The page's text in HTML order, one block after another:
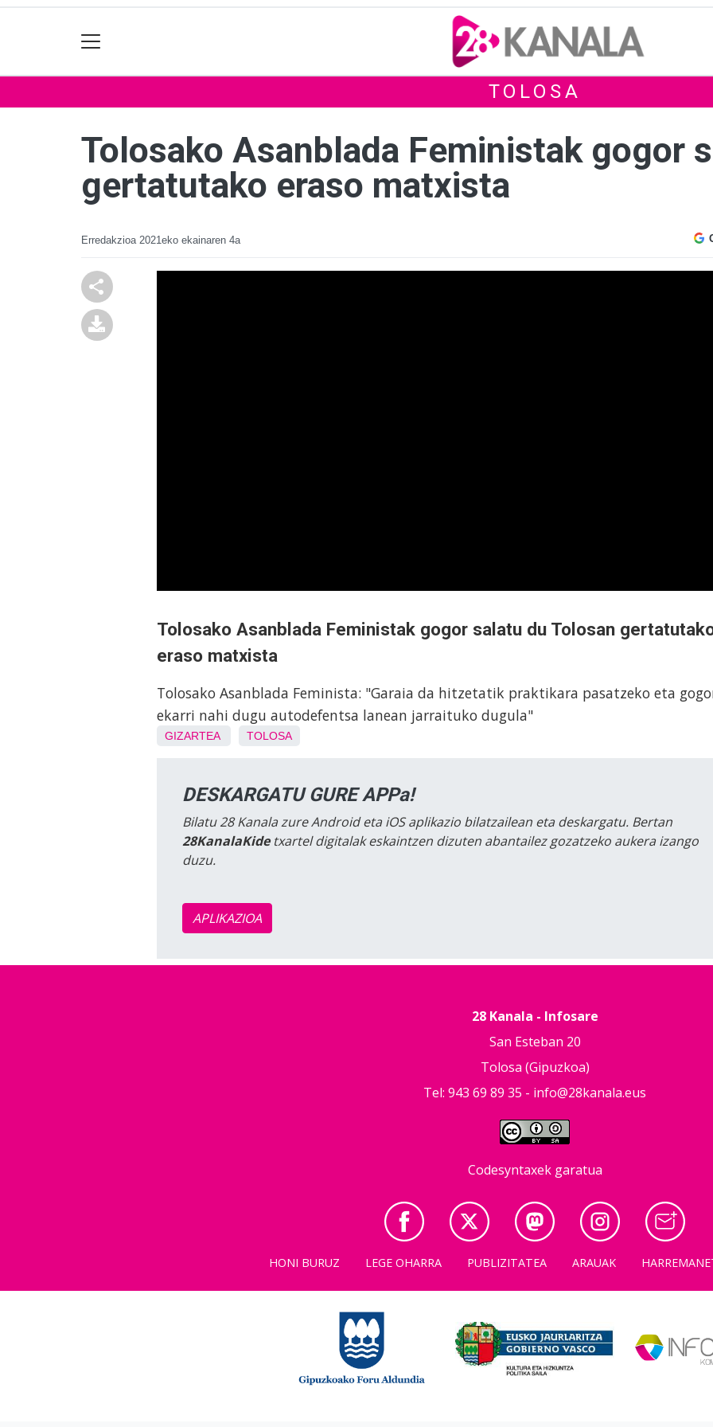
TOLOSA
Tolosako Asanblada Feministak gogor
gertatutako eraso matxista
Erredakzioa 2021eko ekainaren 4a
Tolosako Asanblada Feministak gogor salatu du Tolosan
eraso matxista
Tolosako Asanblada Feminista: "Garaia da hitzetatik praktikara pasatzeko eta
ekarri nahi dugu autodefentsa lanean jarraituko dugula"
GIZARTEA TOLOSA
DESKARGATU GURE APPa!
Bilatu 28 Kanala zure Android eta iOS aplikazio bilatzailean eta deskargatu. Bertan
28KanalaKidetxartel digitalak eskaintzen dizuten abantailez gozatzeko aukera izango
duzu.
APLIKAZIOA
28 Kanala - Infosare
San Esteban 20
Tolosa (Gipuzkoa)
Tel: 943 69 89 35 - info@28kanala.eus
Codesyntaxek garatua
HONI BURUZ LEGE OHARRA PUBLIZITATEA ARAUAK